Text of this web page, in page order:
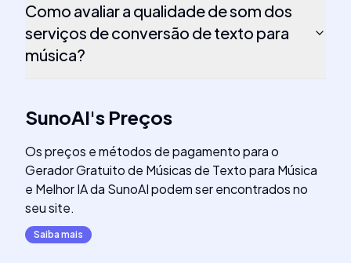
Como avaliar a qualidade de som dos
serviços de conversão de texto para
música?
SunoAI's Preços
Os preços e métodos de pagamento para o
Gerador Gratuito de Músicas de Texto para Música
e Melhor IA da SunoAI podem ser encontrados no
seu site.
Saiba mais